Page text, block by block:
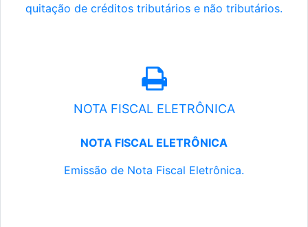
quitação de créditos tributários e não tributários.
NOTA FISCAL ELETRÔNICA
NOTA FISCAL ELETRÔNICA
Emissão de Nota Fiscal Eletrônica.